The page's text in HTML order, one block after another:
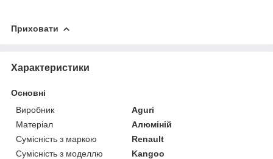
Приховати
Характеристики
Основні
Виробник
Aguri
Матеріал
Алюміній
Сумісність з маркою
Renault
Сумісність з моделлю
Kangoo